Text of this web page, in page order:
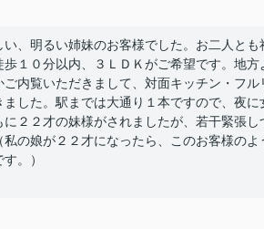
、明るい姉妹のお客様でした。お二人と
１０分以内、３ＬＤＫがご希望です。地方
ご内覧いただきまして、対面キッチン・フ
した。駅までは大通り１本ですので、夜
２２才の妹様がされましたが、若干緊張し
の娘が２２才になったら、このお客様の
。）